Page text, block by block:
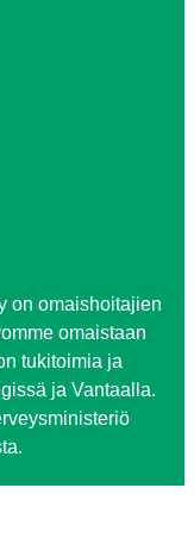
on omaishoitajien
omaistaan
tukitoimia ja
ja Vantaalla.